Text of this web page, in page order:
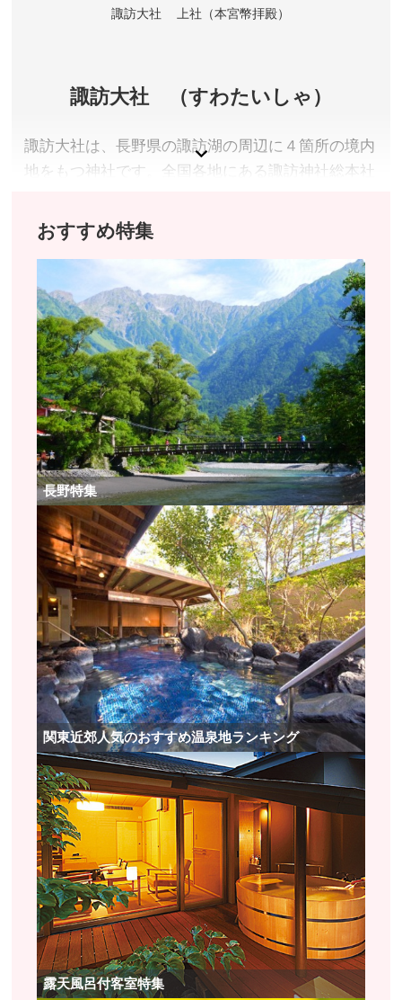
アクセス／JR中央本線 上諏訪駅西口より徒歩約7分
諏訪市美術館 公式サイト
諏訪大社 上社（本宮幣拝殿）
諏訪大社 （すわたいしゃ）
諏訪大社は、長野県の諏訪湖の周辺に４箇所の境内
地をもつ神社です。全国各地にある諏訪神社総本社
ます。歴史は大変古く、古事記の中では出雲を舞台
に国譲りに反対して諏訪までやってきて、そこに国
を築いたとあり、また日本書紀には持統天皇が勅使
を派遣したと書かれています。
諏訪大社には本殿と呼ばれる建物がありません。代
りに秋宮は一位の木を春宮は杉の木を御神木とし、
上社は御山を御神体として拝しています。諏訪明神
は古くは風・水の守護神で五穀豊穣を祈る神。また
武勇の神として広く信仰され、現在は生命の根源・
生活の源を守る神として御神徳は広大無辺で、多く
の方が参拝に訪れます。また、山からの大木を曳き
諏訪大社それぞれ社の四隅に建柱する壮大なお祭り
行事「御柱大祭」でも知られています。
長野県諏訪市
参拝時間／9:00～16:00 ※神社の祭事等によって受付を
変更する場合があります
定休日／なし
アクセス／JR茅野駅より上社本宮まで徒歩約40分
所在地／長野県諏訪市中洲宮山1(上社本宮)
お問い合わせ／0266-52-1919(上社本宮)
諏訪大社 公式サイト
おすすめ特集
長野特集
関東近郊人気のおすすめ温泉地ランキング
露天風呂付客室特集